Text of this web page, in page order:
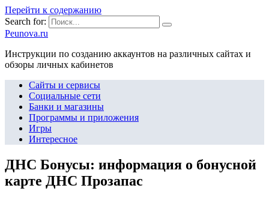
Перейти к содержанию
Search for:
Peunova.ru
Инструкции по созданию аккаунтов на различных сайтах и
обзоры личных кабинетов
Сайты и сервисы
Социальные сети
Банки и магазины
Программы и приложения
Игры
Интересное
ДНС Бонусы: информация о бонусной
карте ДНС Прозапас